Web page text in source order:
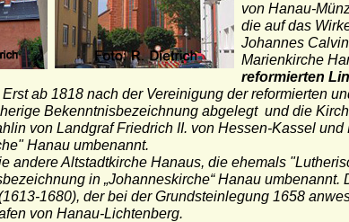
von Hanau-
die auf das
Johannes
Marienkirche
reformierten
Erst ab 1818 nach der Vereinigung der reformierten
Bekenntnisbezeichnung abgelegt und die
von Landgraf Friedrich II. von Hessen-Kassel
Hanau umbenannt.
andere Altstadtkirche Hanaus, die ehemals
in „Johanneskirche“ Hanau
1680), der bei der Grundsteinlegung 1658
von Hanau-Lichtenberg.